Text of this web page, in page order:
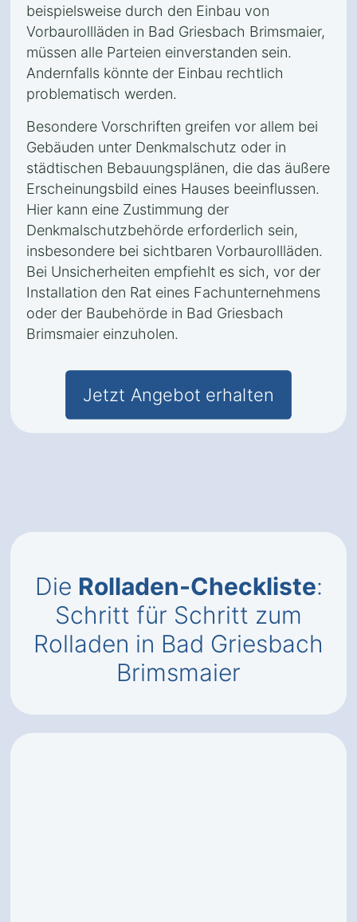
beispielsweise durch den Einbau von
Vorbaurollläden in Bad Griesbach Brimsmaier,
müssen alle Parteien einverstanden sein.
Andernfalls könnte der Einbau rechtlich
problematisch werden.
Besondere Vorschriften greifen vor allem bei
Gebäuden unter Denkmalschutz oder in
städtischen Bebauungsplänen, die das äußere
Erscheinungsbild eines Hauses beeinflussen.
Hier kann eine Zustimmung der
Denkmalschutzbehörde erforderlich sein,
insbesondere bei sichtbaren Vorbaurollläden.
Bei Unsicherheiten empfiehlt es sich, vor der
Installation den Rat eines Fachunternehmens
oder der Baubehörde in Bad Griesbach
Brimsmaier einzuholen.
Jetzt Angebot erhalten
Die Rolladen-Checkliste:
Schritt für Schritt zum
Rolladen in Bad Griesbach
Brimsmaier